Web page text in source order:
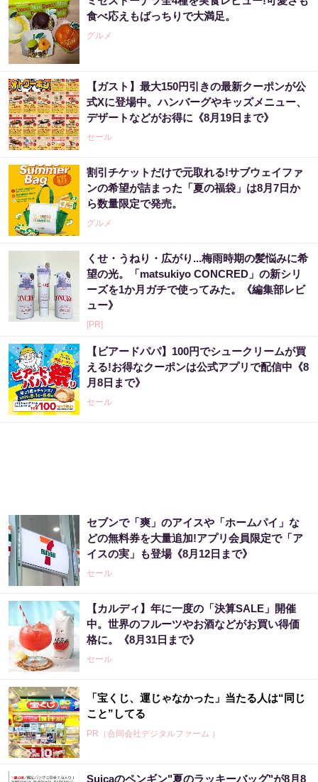
食べ応えもばっちりで大満足。
グルメ
【ガスト】最大150円引きの最新クーポンが公
式Xに登場中。ハンバーグやキッズメニュー、
デザートなどがお得に《8月19日まで》
セール
割引チケットだけで元取れる!サブウェイファ
ンの希望が詰まった「夏の福袋」は8月7日か
ら数量限定で発売。
グルメ
くせ・うねり・広がり...梅雨時期の髪悩みに希
望の光。「matsukiyo CONCRED」の新シリ
ーズを1か月ガチで使ってみた。《編集部レビ
ュー》
[PR]
【ビアードパパ】100円でシュークリームが買
える!お得なクーポンは公式アプリで配信中《8
月8日まで》
セール
セブンで「爽」のアイスや「ホームパイ」な
どの無料券を大量追加!アプリ会員限定で「ア
イスの実」も登場《8月12日まで》
セール
【カルディ】年に一度の「決算SALE」開催
中。世界のフルーツやお酒などがお買い得価
格に。《8月31日まで》
セール
「宝くじ、運じゃなかった」当たる人は“同じ
こと”してる
PR（合同会社デジタルファーム ）
Suicaのペンギン"夏のラッキーバッグ"が8月8